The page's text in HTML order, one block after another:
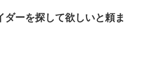
ダーを探して欲しいと頼ま